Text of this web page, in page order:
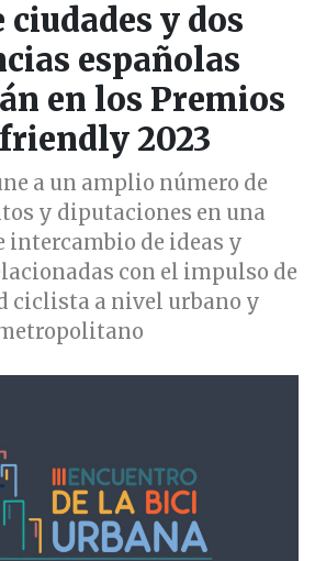
ciudades y dos
españolas
en los Premios
2023
a un amplio número de
y diputaciones en una
intercambio de ideas y
con el impulso de
ciclista a nivel urbano y